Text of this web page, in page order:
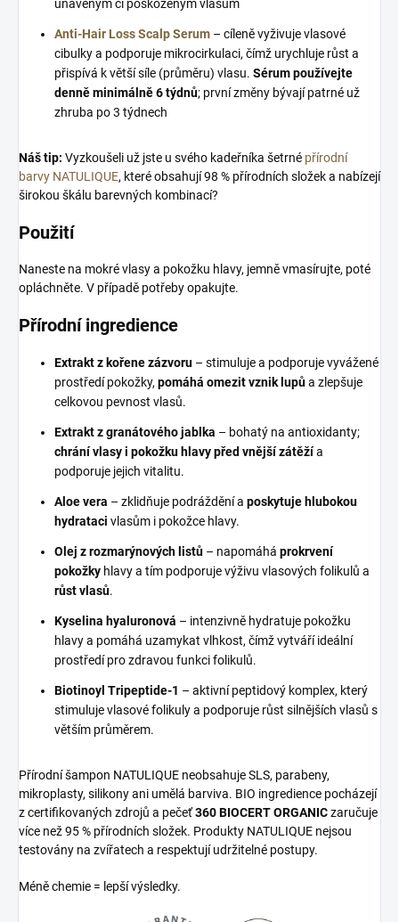
unaveným či poškozeným vlasům
Anti-Hair Loss Scalp Serum – cíleně vyživuje vlasové
cibulky a podporuje mikrocirkulaci, čímž urychluje růst a
přispívá k větší síle (průměru) vlasu. Sérum používejte
denně minimálně 6 týdnů; první změny bývají patrné už
zhruba po 3 týdnech
Náš tip: Vyzkoušeli už jste u svého kadeřníka šetrné přírodní
barvy NATULIQUE, které obsahují 98 % přírodních složek a nabízejí
širokou škálu barevných kombinací?
Použití
Naneste na mokré vlasy a pokožku hlavy, jemně vmasírujte, poté
opláchněte. V případě potřeby opakujte.
Přírodní ingredience
Extrakt z kořene zázvoru – stimuluje a podporuje vyvážené
prostředí pokožky, pomáhá omezit vznik lupůa zlepšuje
celkovou pevnost vlasů.
Extrakt z granátového jablka – bohatý na antioxidanty;
chrání vlasy i pokožku hlavy před vnější zátěžía
podporuje jejich vitalitu.
Aloe vera – zklidňuje podráždění a poskytuje hlubokou
hydrataci vlasům i pokožce hlavy.
Olej z rozmarýnových listů – napomáhá prokrvení
pokožky hlavy a tím podporuje výživu vlasových folikulů a
růst vlasů.
Kyselina hyaluronová – intenzivně hydratuje pokožku
hlavy a pomáhá uzamykat vlhkost, čímž vytváří ideální
prostředí pro zdravou funkci folikulů.
Biotinoyl Tripeptide-1 – aktivní peptidový komplex, který
stimuluje vlasové folikuly a podporuje růst silnějších vlasů s
větším průměrem.
Přírodní šampon NATULIQUE neobsahuje SLS, parabeny,
mikroplasty, silikony ani umělá barviva. BIO ingredience pocházejí
z certifikovaných zdrojů a pečeť360 BIOCERT ORGANICzaručuje
více než 95 % přírodních složek. Produkty NATULIQUE nejsou
testovány na zvířatech a respektují udržitelné postupy.
Méně chemie = lepší výsledky.